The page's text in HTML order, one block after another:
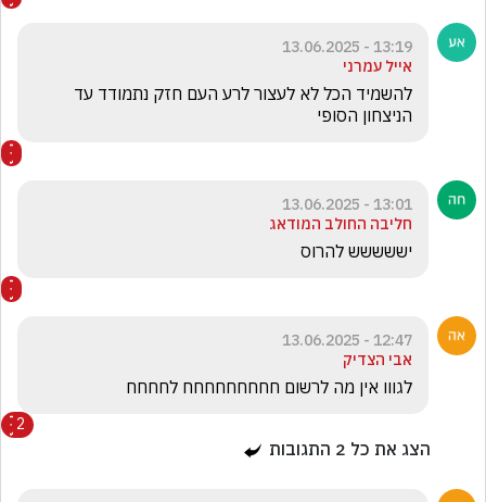
13:19 - 13.06.2025
אייל עמרני
הניצחון הסופי
13:01 - 13.06.2025
חליבה החולב המודאג
יששששש להרוס
12:47 - 13.06.2025
אבי הצדיק
לגווו אין מה לרשום חחחחחחחחח לחחחח
2
הצג את כל 2 התגובות